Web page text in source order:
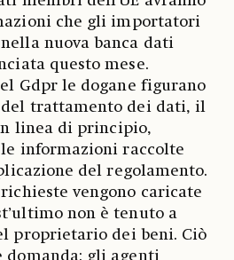
che gli importatori
nuova banca dati
questo mese.
Gdpr le dogane figurano
del trattamento dei dati, il
linea di principio,
informazioni raccolte
del regolamento.
vengono caricate
non è tenuto a
proprietario dei beni. Ciò
domanda: gli agenti